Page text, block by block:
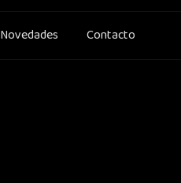
Novedades Contacto